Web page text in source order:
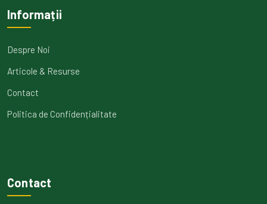
Informații
Despre Noi
Articole & Resurse
Contact
Politica de Confidențialitate
Contact